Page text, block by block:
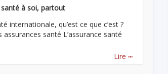
à soi, partout
internationale, qu’est ce que c’est ?
assurances santé L’assurance santé
Lire ...